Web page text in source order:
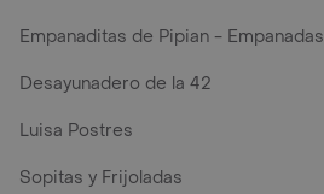
Empanaditas de Pipian - Empanadas
Desayunadero de la 42
Luisa Postres
Sopitas y Frijoladas